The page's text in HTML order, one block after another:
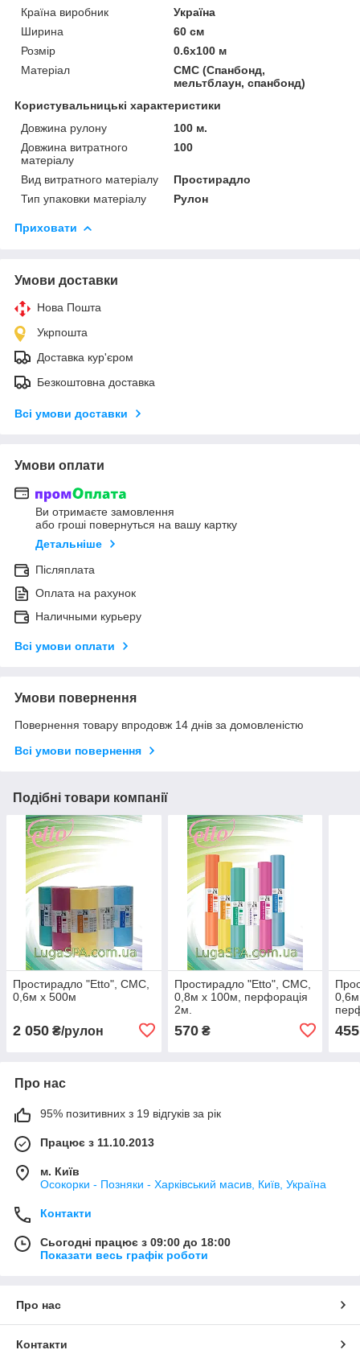
Країна виробник
Україна
Ширина
60 см
Розмір
0.6х100 м
Матеріал
СМС (Спанбонд,
мельтблаун, спанбонд)
Користувальницькі характеристики
Довжина рулону
100 м.
Довжина витратного
матеріалу
100
Вид витратного матеріалу
Простирадло
Тип упаковки матеріалу
Рулон
Приховати
Умови доставки
Нова Пошта
Укрпошта
Доставка кур'єром
Безкоштовна доставка
Всі умови доставки
Умови оплати
Ви отримаєте замовлення
або гроші повернуться на вашу картку
Детальніше
Післяплата
Оплата на рахунок
Наличными курьеру
Всі умови оплати
Умови повернення
Повернення товару впродовж 14 днів за домовленістю
Всі умови повернення
Подібні товари компанії
Простирадло "Etto", СМС,
0,6м х 500м
2 050 ₴/рулон
Простирадло "Etto", СМС,
0,8м х 100м, перфорація
2м.
570₴ 455
Про нас
95% позитивних з 19 відгуків за рік
Працює з 11.10.2013
м. Київ
Осокорки - Позняки - Харківський масив, Київ, Україна
Контакти
Сьогодні працює з 09:00 до 18:00
Показати весь графік роботи
Про нас
Контакти